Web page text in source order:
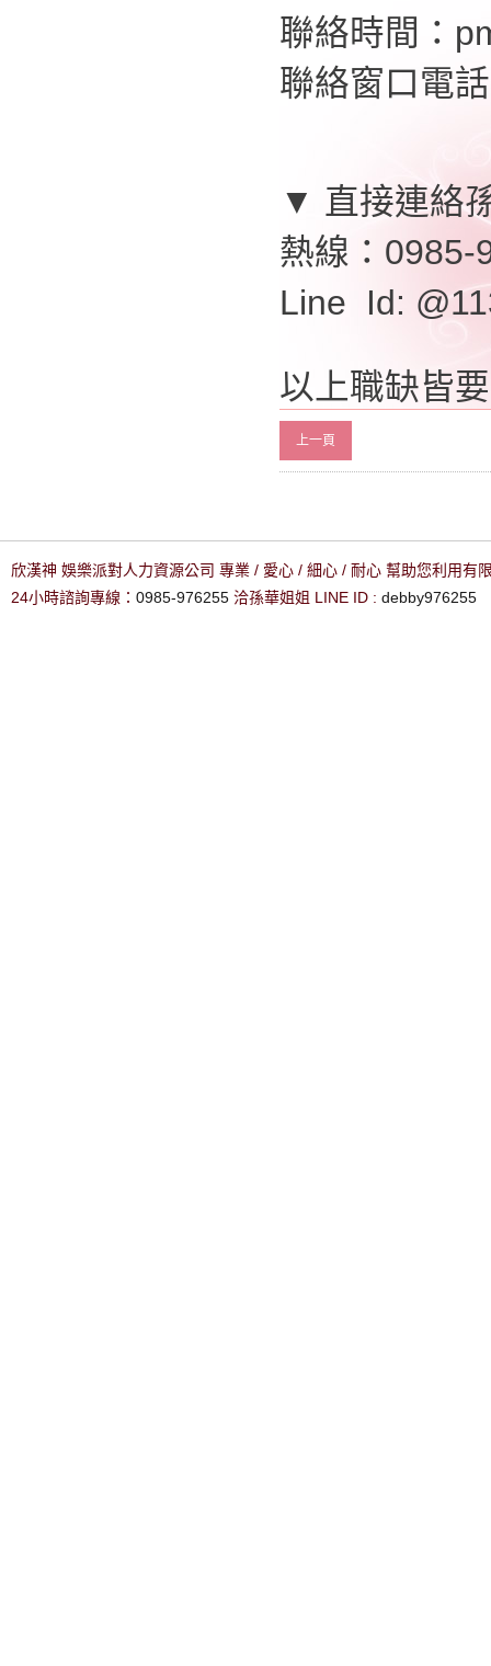
聯絡時間：
聯絡窗口電
▼ 直接連絡
熱線：0985-
Line Id:
以上職缺皆
上一頁
欣漢神 娛樂派對人力資源公司 專業 / 愛心 / 細心 / 耐心 幫助您利用有
24小時諮詢專線： 0985-976255 洽孫華姐姐 LINE ID : debby976255